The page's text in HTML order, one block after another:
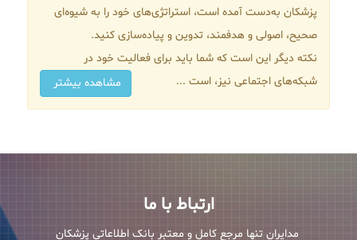
پزشکان به‌دست آمده است، استراتژی‌های خود را به شیوه‌ای
صحیح، اصولی و هدفمند، تدوین و پیاده‌سازی کنید.
نکته دیگر این است که شما باید برای فعالیت‌ خود در
شبکه‌های اجتماعی نیز، است ...
مشاهده بیشتر
ارتباط با ما